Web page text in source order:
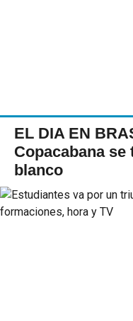
EL DIA EN
Copacabana
blanco